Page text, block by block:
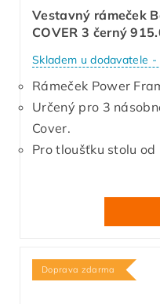
Vestavný rámeček
COVER 3 černý
Skladem u dodavatele
Rámeček Power
Určený pro 3
Cover.
Pro tloušťku stolu od
Doprava zdarma